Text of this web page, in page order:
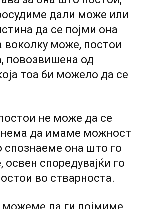
дали може или
да се појми она
воколку може, постои
повозвишена од
тоа би можело да се
не може да се
нема да имаме можност
спознаеме она што го
споредувајќи го
во стварноста.
можеме да ги појмиме